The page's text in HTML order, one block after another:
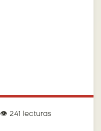
👁️ 241 lecturas